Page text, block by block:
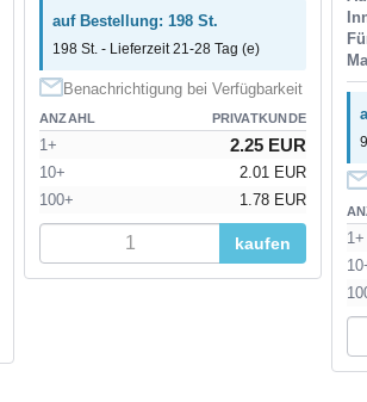
auf Bestellung: 198 St.
198 St. - Lieferzeit 21-28 Tag (e)
Benachrichtigung bei Verfügbarkeit
ANZAHL PRIVATKUNDE
1+ 2.25 EUR
10+
2.01 EUR
100+
1.78 EUR
kaufen 1+